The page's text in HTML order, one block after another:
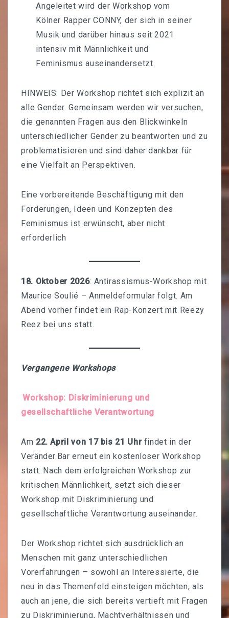
Angeleitet wird der Workshop vom
Kölner Rapper CONNY, der sich in seiner
Musik und darüber hinaus seit 2021
intensiv mit Männlichkeit und
Feminismus auseinandersetzt.
HINWEIS: Der Workshop richtet sich explizit an
alle Gender. Gemeinsam werden wir versuchen,
die genannten Fragen aus den Blickwinkeln
unterschiedlicher Gender zu beantworten und zu
problematisieren und sind daher dankbar für
eine Vielfalt an Perspektiven.
Eine vorbereitende Beschäftigung mit den
Forderungen, Ideen und Konzepten des
Feminismus ist erwünscht, aber nicht
erforderlich
18. Oktober 2026: Antirassismus-Workshop mit
Maurice Soulié – Anmeldeformular folgt. Am
Abend vorher findet ein Rap-Konzert mit Reezy
Reez bei uns statt.
Vergangene Workshops
Workshop: Diskriminierung und
gesellschaftliche Verantwortung
Am 22. April von 17 bis 21 Uhrfindet in der
Veränder.Bar erneut ein kostenloser Workshop
statt. Nach dem erfolgreichen Workshop zur
kritischen Männlichkeit, setzt sich dieser
Workshop mit Diskriminierung und
gesellschaftliche Verantwortung auseinander.
Der Workshop richtet sich ausdrücklich an
Menschen mit ganz unterschiedlichen
Vorerfahrungen – sowohl an Interessierte, die
neu in das Themenfeld einsteigen möchten, als
auch an jene, die sich bereits vertieft mit Fragen
zu Diskriminierung, Machtverhältnissen und